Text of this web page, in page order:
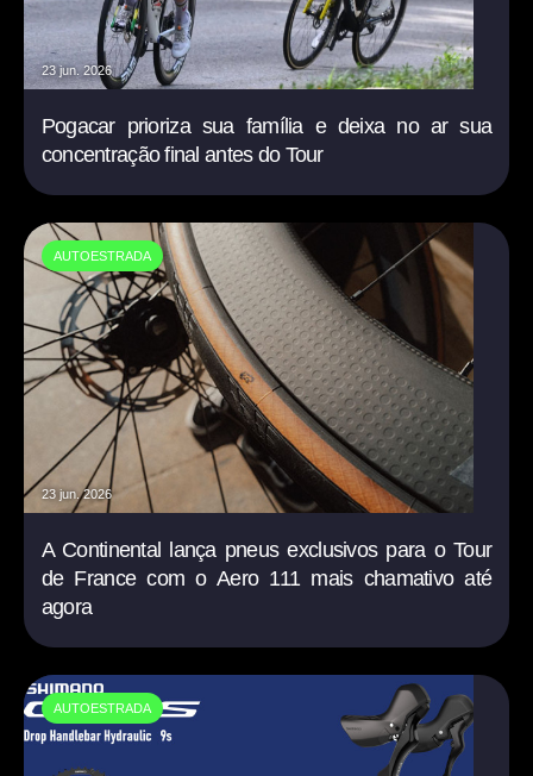
23 jun. 2026
Pogacar prioriza sua família e deixa no ar sua
concentração final antes do Tour
AUTOESTRADA
23 jun. 2026
A Continental lança pneus exclusivos para o Tour
de France com o Aero 111 mais chamativo até
agora
AUTOESTRADA